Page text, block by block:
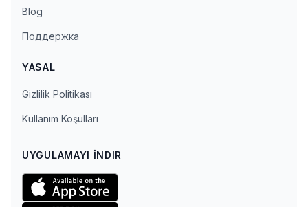
Blog
Поддержка
YASAL
Gizlilik Politikası
Kullanım Koşulları
UYGULAMAYI İNDIR